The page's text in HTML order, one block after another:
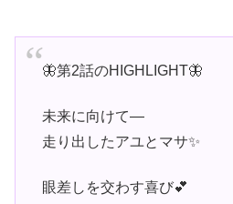
🦋第2話のHIGHLIGHT🦋
未来に向けて―
走り出したアユとマサ✨
眼差しを交わす喜び💕